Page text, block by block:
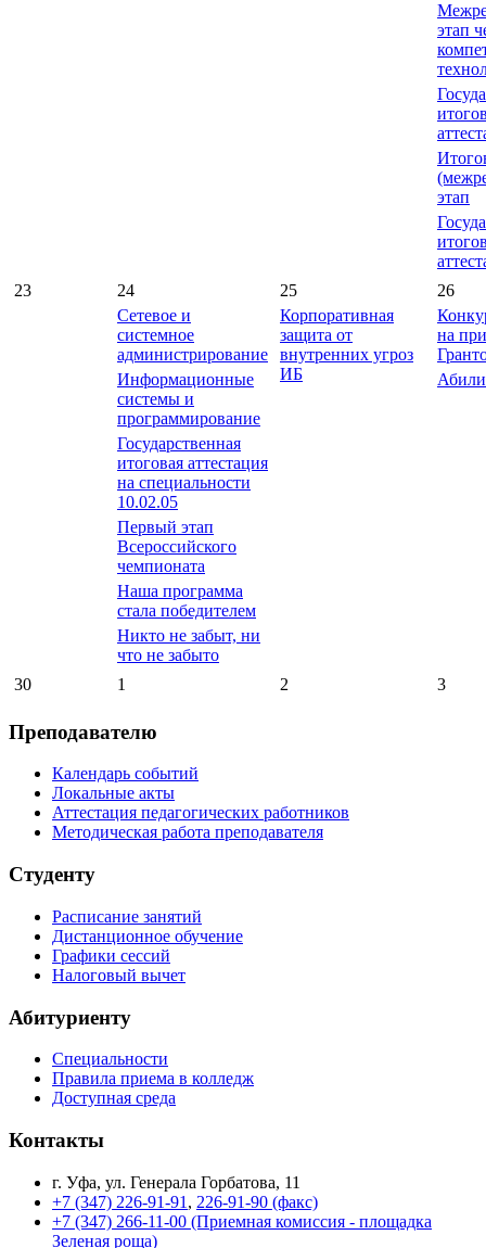
этап
этап
23
24
Сетевое и
системное
администрирование
Информационные
системы и
программирование
Государственная
итоговая аттестация
на специальности
10.02.05
Первый этап
Всероссийского
чемпионата
Наша программа
стала победителем
Никто не забыт, ни
что не забыто
25
Корпоративная
защита от
внутренних угроз
ИБ
26
на
30 1 2 3
Преподавателю
Календарь событий
Локальные акты
Аттестация педагогических работников
Методическая работа преподавателя
Студенту
Расписание занятий
Дистанционное обучение
Графики сессий
Налоговый вычет
Абитуриенту
Специальности
Правила приема в колледж
Доступная среда
Контакты
г. Уфа, ул. Генерала Горбатова, 11
+7 (347) 226-91-91 , 226-91-90 (факс)
+7 (347) 266-11-00 (Приемная комиссия - площадка
Зеленая роща)